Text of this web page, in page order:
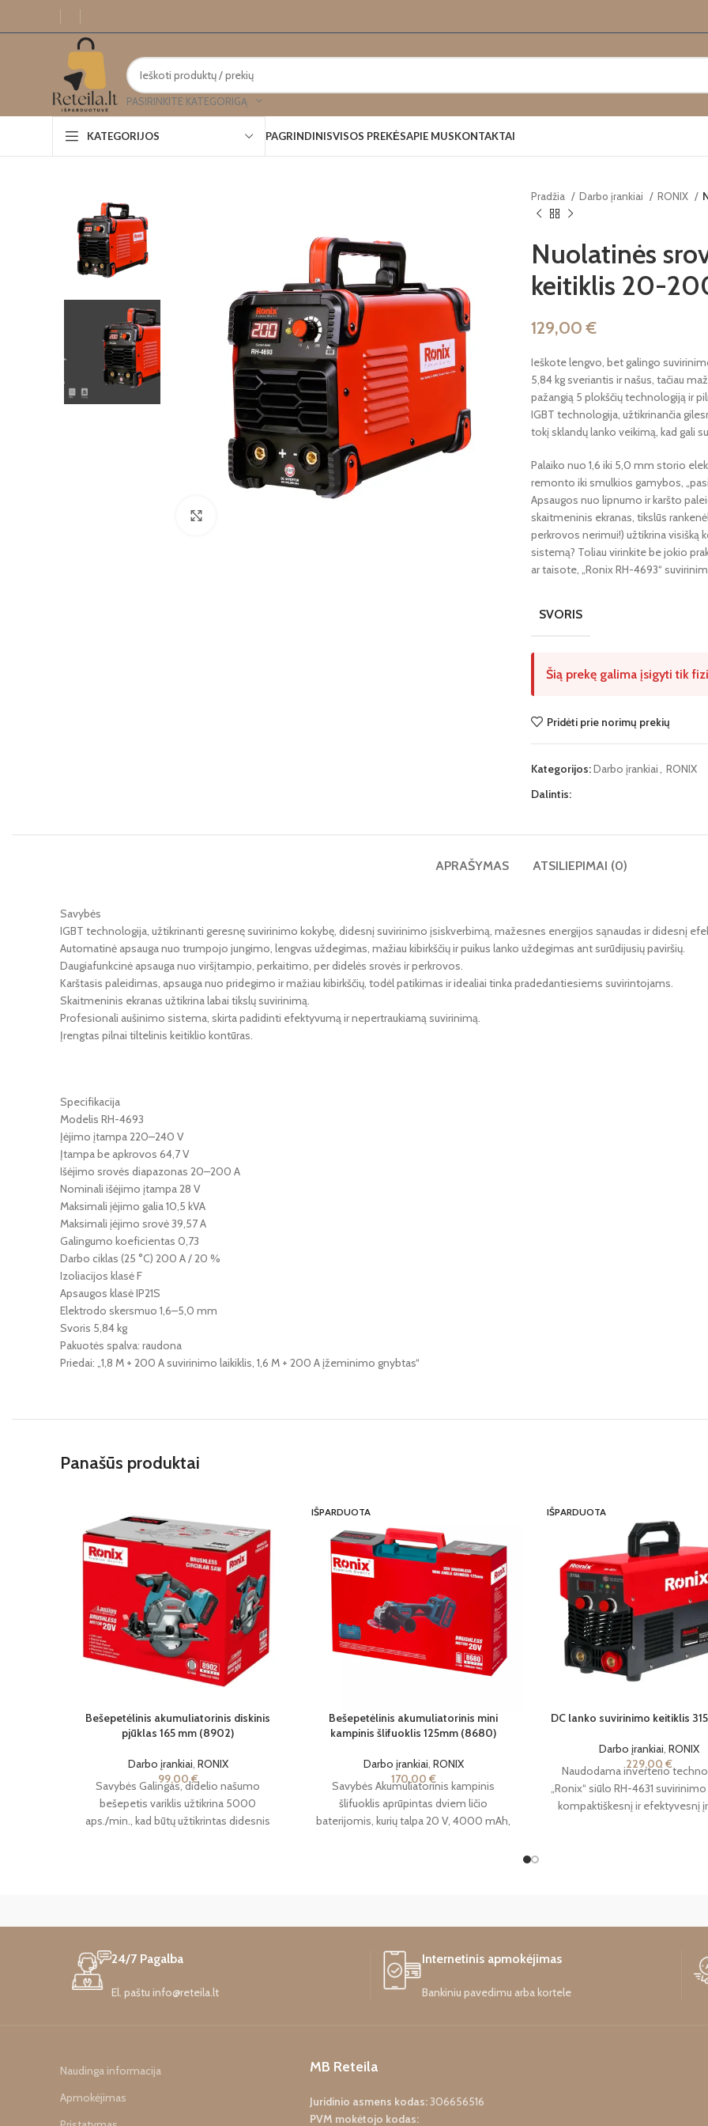
PASIRINKITE KATEGORIGĄ
KATEGORIJOS PAGRINDINISVISOS PREKĖSAPIE MUSKONTAKTAI
Pradžia Darbo įrankiai RONIX
Nuolatinės
keitiklis 20-
129,00€
Ieškote lengvo, bet galingo
5,84 kg sveriantis ir našus, tačiau
pažangią 5 plokščių technologiją ir
IGBT technologija, užtikrinančia
tokį sklandų lanko veikimą, kad gali
Palaiko nuo 1,6 iki 5,0 mm storio
remonto iki smulkios gamybos,
Apsaugos nuo lipnumo ir karšto
skaitmeninis ekranas, tikslūs
perkrovos nerimui!) užtikrina visišką
sistemą? Toliau virinkite be jokio
ar taisote, „Ronix RH-4693“
SVORIS
Šią prekę galima įsigyti tik
Pridėti prie norimų prekių
Kategorijos:Darbo įrankiai, RONIX
Dalintis:
APRAŠYMAS ATSILIEPIMAI (0)
Savybės
IGBT technologija, užtikrinanti geresnę suvirinimo kokybę, didesnį suvirinimo įsiskverbimą, mažesnes energijos sąnaudas ir didesnį
Automatinė apsauga nuo trumpojo jungimo, lengvas uždegimas, mažiau kibirkščių ir puikus lanko uždegimas ant surūdijusių paviršių.
Daugiafunkcinė apsauga nuo viršįtampio, perkaitimo, per didelės srovės ir perkrovos.
Karštasis paleidimas, apsauga nuo pridegimo ir mažiau kibirkščių, todėl patikimas ir idealiai tinka pradedantiesiems suvirintojams.
Skaitmeninis ekranas užtikrina labai tikslų suvirinimą.
Profesionali aušinimo sistema, skirta padidinti efektyvumą ir nepertraukiamą suvirinimą.
Įrengtas pilnai tiltelinis keitiklio kontūras.
Specifikacija
Modelis RH-4693
Įėjimo įtampa 220–240 V
Įtampa be apkrovos 64,7 V
Išėjimo srovės diapazonas 20–200 A
Nominali išėjimo įtampa 28 V
Maksimali įėjimo galia 10,5 kVA
Maksimali įėjimo srovė 39,57 A
Galingumo koeficientas 0,73
Darbo ciklas (25 °C) 200 A / 20 %
Izoliacijos klasė F
Apsaugos klasė IP21S
Elektrodo skersmuo 1,6–5,0 mm
Svoris 5,84 kg
Pakuotės spalva: raudona
Priedai: „1,8 M + 200 A suvirinimo laikiklis, 1,6 M + 200 A įžeminimo gnybtas“
Panašūs produktai
Bešepetėlinis akumuliatorinis diskinis
pjūklas 165 mm (8902)
Darbo įrankiai, RONIX
99,00€
Savybės Galingas, didelio našumo
bešepetis variklis užtikrina 5000
aps./min., kad būtų užtikrintas didesnis
IŠPARDUOTA
Bešepetėlinis akumuliatorinis mini
kampinis šlifuoklis 125mm (8680)
Darbo įrankiai, RONIX
170,00 €
Savybės Akumuliatorinis kampinis
šlifuoklis aprūpintas dviem ličio
baterijomis, kurių talpa 20 V, 4000 mAh,
IŠPARDUOTA
DC lanko suvirinimo keitiklis
Darbo įrankiai, RONIX
229,00 €
Naudodama inverterio
„Ronix“ siūlo RH-4631
kompaktiškesnį ir efektyvesnį
storio metalais. „Ronix RH-
ir gana lengvas, todėl galite jį
skirtingas darbo vietas.
24/7 Pagalba
El. paštu info@reteila.lt
Internetinis apmokėjimas
Bankiniu pavedimu arba kortele
Naudinga informacija
Apmokėjimas
MB Reteila
Juridinio asmens kodas:306656516
PVM mokėtojo kodas: